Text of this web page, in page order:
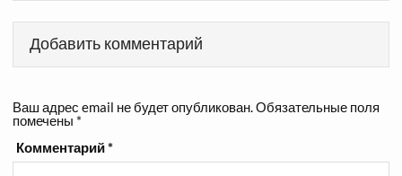
Добавить комментарий
Ваш адрес email не будет опубликован.Обязательные поля
помечены *
Комментарий*